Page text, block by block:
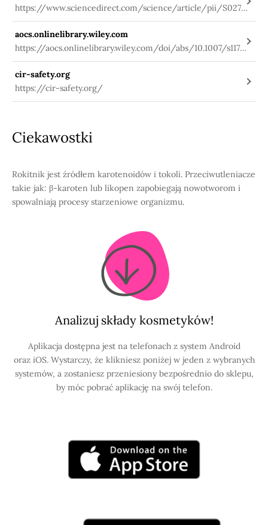
https://www.sciencedirect.com/science/article/pii/S0278
691509000684
aocs.onlinelibrary.wiley.com
https://aocs.onlinelibrary.wiley.com/doi/abs/10.1007/s11746
-006-1213-z
cir-safety.org
https://cir-safety.org/
Ciekawostki
Rokitnik jest źródłem karotenoidów i tokoli. Przeciwutleniacze
takie jak: β-karoten lub likopen zapobiegają nowotworom i
spowalniają procesy starzeniowe organizmu.
Analizuj składy kosmetyków!
Aplikacja dostępna jest na telefonach z system Android
oraz iOS. Wystarczy, że klikniesz poniżej w jeden z wybranych
systemów, a zostaniesz przeniesiony bezpośrednio do sklepu,
by móc pobrać aplikację na swój telefon.